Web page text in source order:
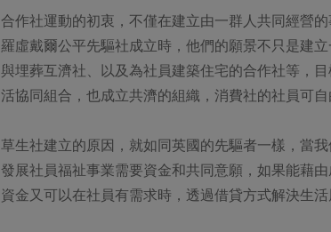
合作社運動的初衷，不僅在建立由一群人共同經營
羅虛戴爾公平先驅社成立時，他們的願景不只是建
與埋葬互濟社、以及為社員建築住宅的合作社等，
活協同組合，也成立共濟的組織，消費社的社員可自
草生社建立的原因，就如同英國的先驅者一樣，當
發展社員福祉事業需要資金和共同意願，如果能藉
資金又可以在社員有需求時，透過借貸方式解決生